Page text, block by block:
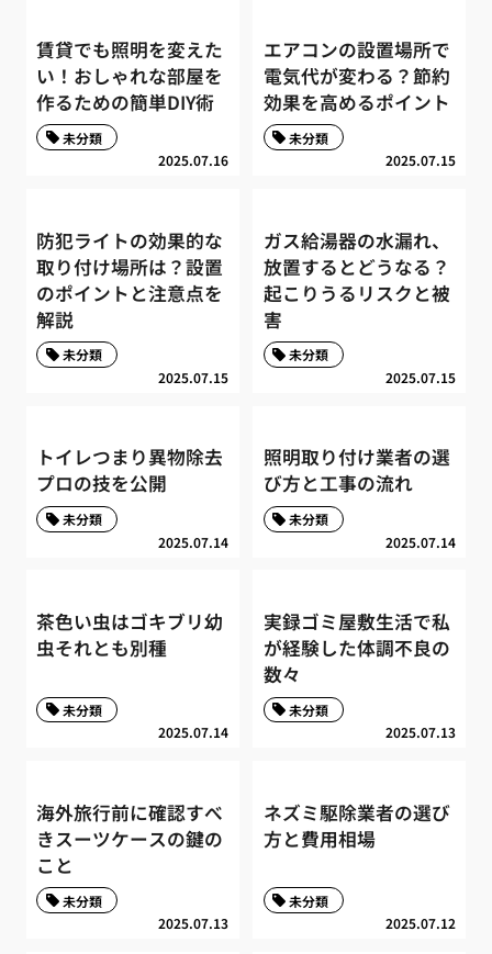
賃貸でも照明を変えた
い！おしゃれな部屋を
作るための簡単DIY術
2025.07.16
未分類
エアコンの設置場所で
電気代が変わる？節約
効果を高めるポイント
2025.07.15
未分類
防犯ライトの効果的な
取り付け場所は？設置
のポイントと注意点を
解説
2025.07.15
未分類
ガス給湯器の水漏れ、
放置するとどうなる？
起こりうるリスクと被
害
2025.07.15
未分類
トイレつまり異物除去
プロの技を公開
2025.07.14
未分類
照明取り付け業者の選
び方と工事の流れ
2025.07.14
未分類
茶色い虫はゴキブリ幼
虫それとも別種
2025.07.14
未分類
実録ゴミ屋敷生活で私
が経験した体調不良の
数々
2025.07.13
未分類
海外旅行前に確認すべ
きスーツケースの鍵の
こと
2025.07.13
未分類
ネズミ駆除業者の選び
方と費用相場
2025.07.12
未分類